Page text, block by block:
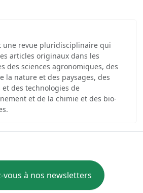
une revue pluridisciplinaire qui
articles originaux dans les
des sciences agronomiques, des
la nature et des paysages, des
et des technologies de
et de la chimie et des bio-
vous à nos newsletters